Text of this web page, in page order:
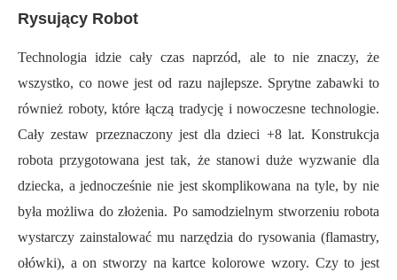
Rysujący Robot
Technologia idzie cały czas naprzód, ale to nie znaczy, że
wszystko, co nowe jest od razu najlepsze. Sprytne zabawki to
również roboty, które łączą tradycję i nowoczesne technologie.
Cały zestaw przeznaczony jest dla dzieci +8 lat. Konstrukcja
robota przygotowana jest tak, że stanowi duże wyzwanie dla
dziecka, a jednocześnie nie jest skomplikowana na tyle, by nie
była możliwa do złożenia. Po samodzielnym stworzeniu robota
wystarczy zainstalować mu narzędzia do rysowania (flamastry,
ołówki), a on stworzy na kartce kolorowe wzory. Czy to jest